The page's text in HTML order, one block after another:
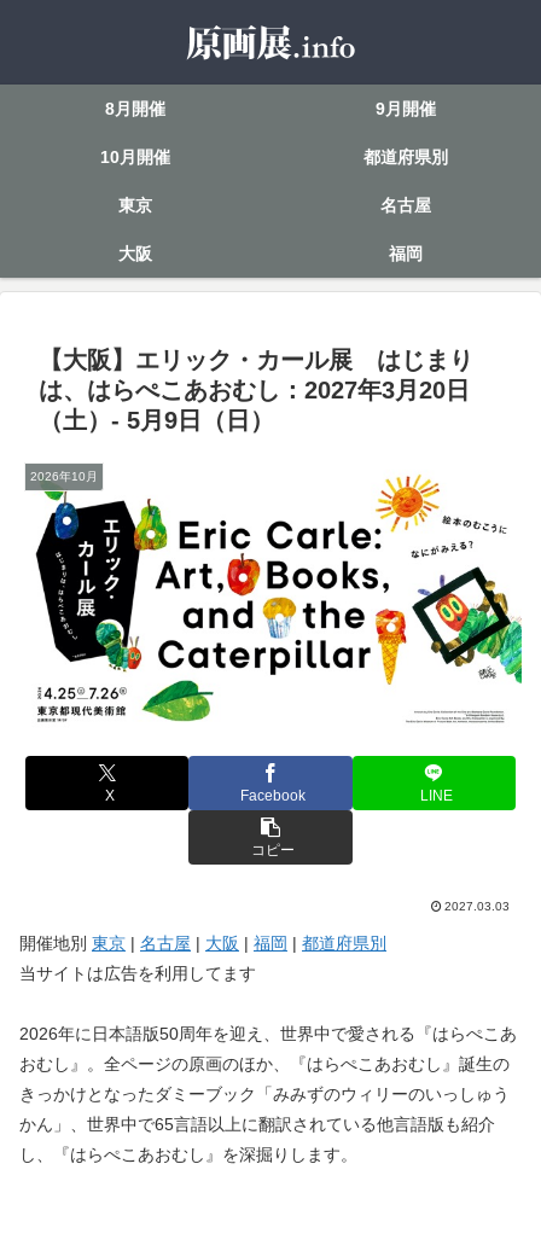
8月開催 9月開催
10月開催 都道府県別
東京 名古屋
大阪 福岡
【大阪】エリック・カール展 はじまり
は、はらぺこあおむし：2027年3月20日
（土）- 5月9日（日）
2026年10月
X Facebook LINE
コピー
2027.03.03
開催地別 東京 | 名古屋 | 大阪 | 福岡 | 都道府県別
当サイトは広告を利用してます
2026年に日本語版50周年を迎え、世界中で愛される『はらぺこあ
おむし』。全ページの原画のほか、『はらぺこあおむし』誕生の
きっかけとなったダミーブック「みみずのウィリーのいっしゅう
かん」、世界中で65言語以上に翻訳されている他言語版も紹介
し、『はらぺこあおむし』を深掘りします。